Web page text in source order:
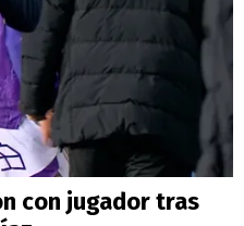
con jugador tras